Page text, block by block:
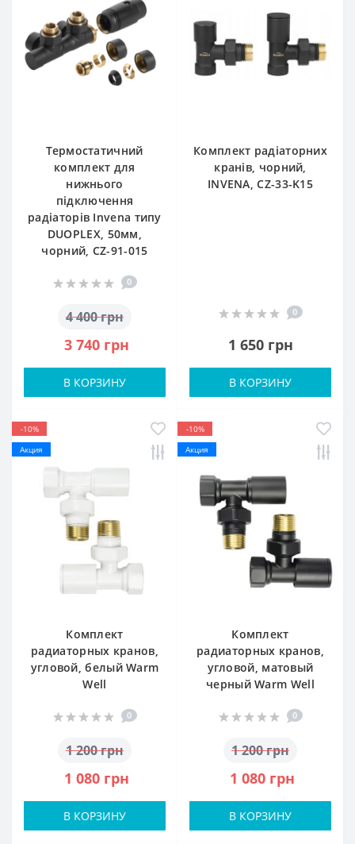
Термостатичний
комплект для
нижнього
підключення
радіаторів Invena типу
DUOPLEX, 50мм,
чорний, CZ-91-015
0
4 400 грн
3 740 грн
В КОРЗИНУ
Комплект радіаторних
кранів, чорний,
INVЕNA, CZ-33-K15
0
1 650 грн
В КОРЗИНУ
-10%
Акция
Комплект
радиаторных кранов,
угловой, белый Warm
Well
0
1 200 грн
1 080 грн
В КОРЗИНУ
-10%
Акция
Комплект
радиаторных кранов,
угловой, матовый
черный Warm Well
0
1 200 грн
1 080 грн
В КОРЗИНУ